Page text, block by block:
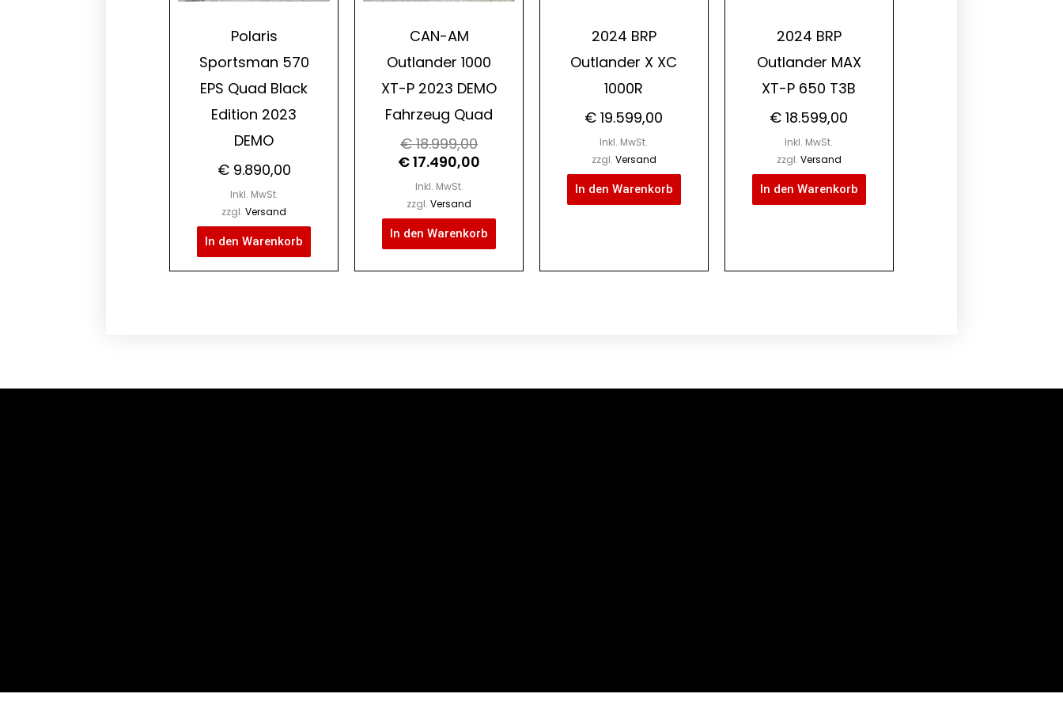
Polaris
Sportsman 570
EPS Quad Black
Edition 2023
DEMO
€9.890,00
Inkl. MwSt.
zzgl.Versand
In den Warenkorb
CAN-AM
Outlander 1000
XT-P 2023 DEMO
Fahrzeug Quad
€18.999,00
€17.490,00
Inkl. MwSt.
zzgl.Versand
In den Warenkorb
2024 BRP
Outlander X XC
1000R
€ 19.599,00
Inkl. MwSt.
zzgl. Versand
In den Warenkorb
2024 BRP
Outlander MAX
XT-P 650 T3B
€ 18.599,00
Inkl. MwSt.
zzgl. Versand
In den Warenkorb